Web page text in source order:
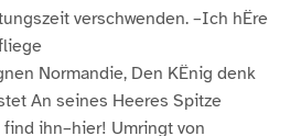
verschwenden. –Ich hËre
Normandie, Den KËnig denk
An seines Heeres Spitze
ihn–hier! Umringt von